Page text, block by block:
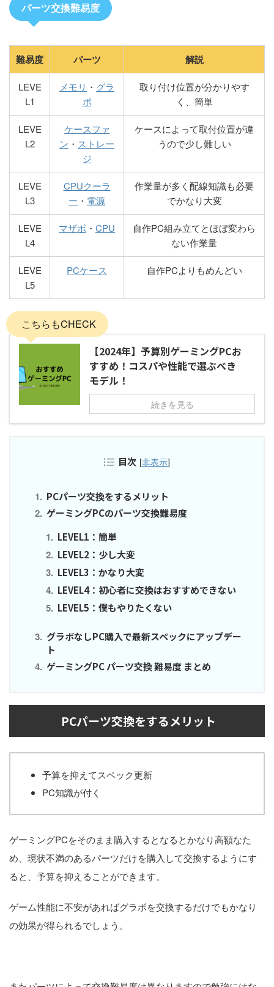
パーツ交換難易度
難易度 パーツ 解説
LEVE
L1
メモリ ・ グラ
ボ
取り付け位置が分かりやす
く、簡単
LEVE
L2
ケースファ
ン ・ ストレー
ジ
ケースによって取付位置が違
うので少し難しい
LEVE
L3
CPUクーラ
ー ・ 電源
作業量が多く配線知識も必要
でかなり大変
LEVE
L4
マザボ ・ CPU
自作PC組み立てとほぼ変わら
ない作業量
LEVE
L5
PCケース 自作PCよりもめんどい
こちらもCHECK
【2024年】予算別ゲーミングPCお
すすめ！コスパや性能で選ぶべき
モデル！
続きを見る
目次 [非表示]
PCパーツ交換をするメリット
ゲーミングPCのパーツ交換難易度
LEVEL1：簡単
LEVEL2：少し大変
LEVEL3：かなり大変
LEVEL4：初心者に交換はおすすめできない
LEVEL5：僕もやりたくない
グラボなしPC購入で最新スペックにアップデー
ト
ゲーミングPC パーツ交換 難易度 まとめ
PCパーツ交換をするメリット
予算を抑えてスペック更新
PC知識が付く
ゲーミングPCをそのまま購入するとなるとかなり高額なた
め、現状不満のあるパーツだけを購入して交換するようにす
ると、予算を抑えることができます。
ゲーム性能に不安があればグラボを交換するだけでもかなり
の効果が得られるでしょう。